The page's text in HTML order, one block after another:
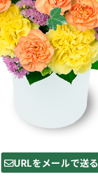
URLをメールで送る